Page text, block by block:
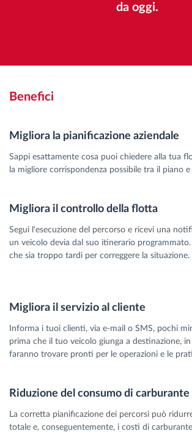
da oggi.
Benefici
Migliora la pianificazione aziendale
Sappi esattamente cosa puoi chiedere alla tua
la migliore corrispondenza possibile tra il piano e
Migliora il controllo della flotta
Segui l'esecuzione del percorso e ricevi una
un veicolo devia dal suo itinerario
che sia troppo tardi per correggere la situazione.
Migliora il servizio al cliente
Informa i tuoi clienti, via e-mail o SMS, pochi
prima che il tuo veicolo giunga a destinazione,
faranno trovare pronti per le operazioni e le
Riduzione del consumo di carburante
La corretta pianificazione dei percorsi può
totale e, conseguentemente, i costi di